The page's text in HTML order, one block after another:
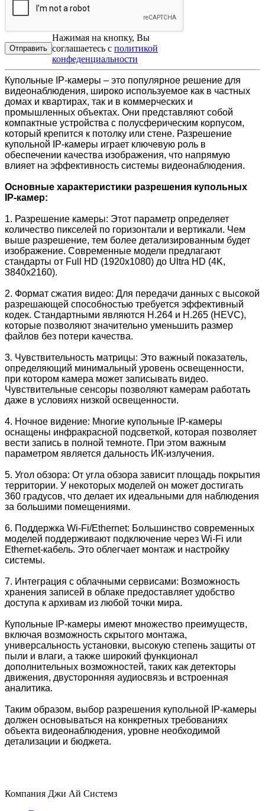
Нажимая на кнопку, Вы
соглашаетесь с политикой
конфеденциальности
Купольные IP-камеры – это популярное решение для
видеонаблюдения, широко используемое как в частных
домах и квартирах, так и в коммерческих и
промышленных объектах. Они представляют собой
компактные устройства с полусферическим корпусом,
который крепится к потолку или стене. Разрешение
купольной IP-камеры играет ключевую роль в
обеспечении качества изображения, что напрямую
влияет на эффективность системы видеонаблюдения.
Основные характеристики разрешения купольных
IP-камер:
1. Разрешение камеры: Этот параметр определяет
количество пикселей по горизонтали и вертикали. Чем
выше разрешение, тем более детализированным будет
изображение. Современные модели предлагают
стандарты от Full HD (1920x1080) до Ultra HD (4K,
3840x2160).
2. Формат сжатия видео: Для передачи данных с высокой
разрешающей способностью требуется эффективный
кодек. Стандартными являются H.264 и H.265 (HEVC),
которые позволяют значительно уменьшить размер
файлов без потери качества.
3. Чувствительность матрицы: Это важный показатель,
определяющий минимальный уровень освещенности,
при котором камера может записывать видео.
Чувствительные сенсоры позволяют камерам работать
даже в условиях низкой освещенности.
4. Ночное видение: Многие купольные IP-камеры
оснащены инфракрасной подсветкой, которая позволяет
вести запись в полной темноте. При этом важным
параметром является дальность ИК-излучения.
5. Угол обзора: От угла обзора зависит площадь покрытия
территории. У некоторых моделей он может достигать
360 градусов, что делает их идеальными для наблюдения
за большими помещениями.
6. Поддержка Wi-Fi/Ethernet: Большинство современных
моделей поддерживают подключение через Wi-Fi или
Ethernet-кабель. Это облегчает монтаж и настройку
системы.
7. Интеграция с облачными сервисами: Возможность
хранения записей в облаке предоставляет удобство
доступа к архивам из любой точки мира.
Купольные IP-камеры имеют множество преимуществ,
включая возможность скрытого монтажа,
универсальность установки, высокую степень защиты от
пыли и влаги, а также широкий функционал
дополнительных возможностей, таких как детекторы
движения, двусторонняя аудиосвязь и встроенная
аналитика.
Таким образом, выбор разрешения купольной IP-камеры
должен основываться на конкретных требованиях
объекта видеонаблюдения, уровне необходимой
детализации и бюджета.
Компания Джи Ай Системз